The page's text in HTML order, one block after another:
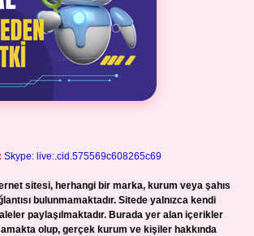
Skype: live:.cid.575569c608265c69
sitesi, herhangi bir marka, kurum veya şahıs
bulunmamaktadır. Sitede yalnızca kendi
paylaşılmaktadır. Burada yer alan içerikler
olup, gerçek kurum ve kişiler hakkında